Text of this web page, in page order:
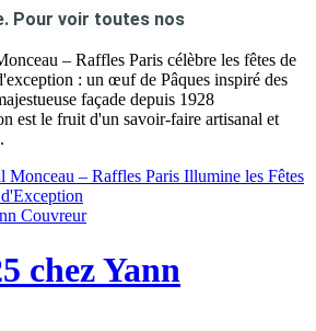
Pour voir toutes nos
– Raffles Paris célèbre les fêtes de
: un œuf de Pâques inspiré des
façade depuis 1928
est le fruit d'un savoir-faire artisanal et
Monceau – Raffles Paris Illumine les Fêtes
chez Yann